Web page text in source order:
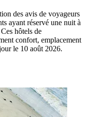
des avis de voyageurs
ayant réservé une nuit à
hôtels de
confort, emplacement
le 10 août 2026.